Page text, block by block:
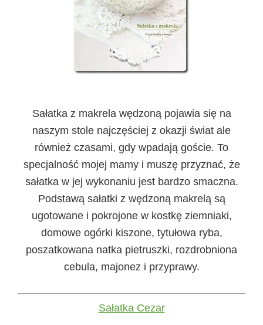
Sałatka z makrela wędzoną pojawia się na
naszym stole najczęściej z okazji świat ale
również czasami, gdy wpadają goście. To
specjalność mojej mamy i muszę przyznać, że
sałatka w jej wykonaniu jest bardzo smaczna.
Podstawą sałatki z wędzoną makrelą są
ugotowane i pokrojone w kostkę ziemniaki,
domowe ogórki kiszone, tytułowa ryba,
poszatkowana natka pietruszki, rozdrobniona
cebula, majonez i przyprawy.
Sałatka Cezar